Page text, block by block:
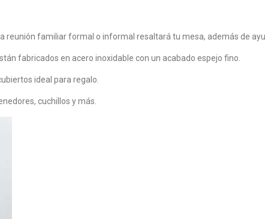
reunión familiar formal o informal resaltará tu mesa, además de
fabricados en acero inoxidable con un acabado espejo fino.
ideal para regalo.
cuchillos y más.